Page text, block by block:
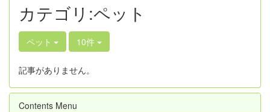
カテゴリ:ペット
ペット 10件
記事がありません。
Contents Menu